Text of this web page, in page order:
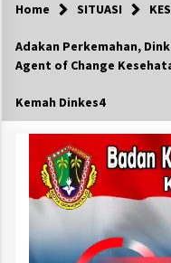
Home SITUASI
Adakan Perkemahan,
Agent of Change
Kemah Dinkes4